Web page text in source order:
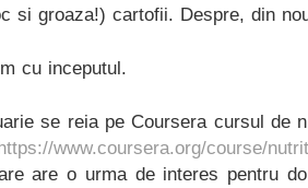
si groaza!) cartofii. Despre, din
cu inceputul.
se reia pe Coursera cursul de
www.coursera.org/course/
are o urma de interes pentru